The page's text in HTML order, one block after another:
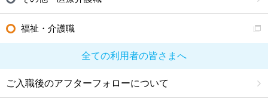
福祉・介護職
全ての利用者の皆さまへ
ご入職後のアフターフォローについて